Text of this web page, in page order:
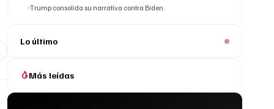
Trump consolida su narrativa contra Biden
Lo último
Más leídas